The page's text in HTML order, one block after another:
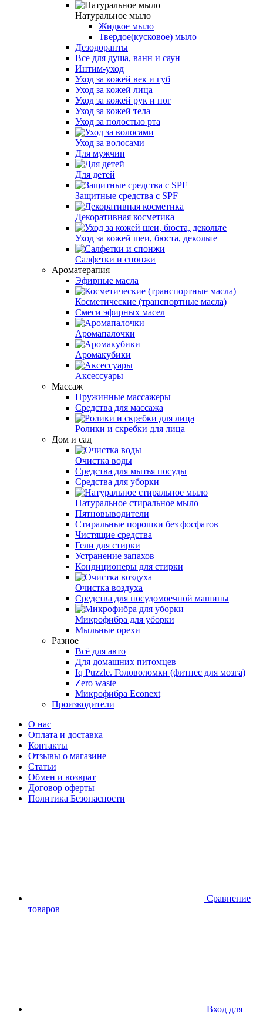
Натуральное мыло
Жидкое мыло
Твердое(кусковое) мыло
Дезодоранты
Все для душа, ванн и саун
Интим-уход
Уход за кожей век и губ
Уход за кожей лица
Уход за кожей рук и ног
Уход за кожей тела
Уход за полостью рта
Уход за волосами
Для мужчин
Для детей
Защитные средства с SPF
Декоративная косметика
Уход за кожей шеи, бюста, декольте
Салфетки и спонжи
Ароматерапия
Эфирные масла
Косметические (транспортные масла)
Смеси эфирных масел
Аромапалочки
Аромакубики
Аксессуары
Массаж
Пружинные массажеры
Средства для массажа
Ролики и скребки для лица
Дом и сад
Очистка воды
Средства для мытья посуды
Средства для уборки
Натуральное стиральное мыло
Пятновыводители
Стиральные порошки без фосфатов
Чистящие средства
Гели для стирки
Устранение запахов
Кондиционеры для стирки
Очистка воздуха
Средства для посудомоечной машины
Микрофибра для уборки
Мыльные орехи
Разное
Всё для авто
Для домашних питомцев
Iq Puzzle. Головоломки (фитнес для мозга)
Zero waste
Микрофибра Econext
Производители
О нас
Оплата и доставка
Контакты
Отзывы о магазине
Статьи
Обмен и возврат
Договор оферты
Политика Безопасности
Сравнение
товаров
Вход для